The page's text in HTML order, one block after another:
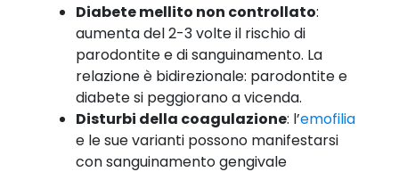
Diabete mellito non controllato:
aumenta del 2-3 volte il rischio di
parodontite e di sanguinamento. La
relazione è bidirezionale: parodontite e
diabete si peggiorano a vicenda.
Disturbi della coagulazione: l’emofilia
e le sue varianti possono manifestarsi
con sanguinamento gengivale